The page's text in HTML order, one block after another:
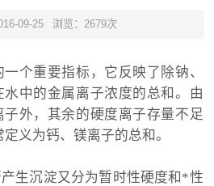
09-25 浏览：2679次
个重要指标，它反映了除钠、
中的金属离子浓度的总和。由
外，其余的硬度离子存量不足
义为钙、镁离子的总和。
生沉淀又分为暂时性硬度和*性